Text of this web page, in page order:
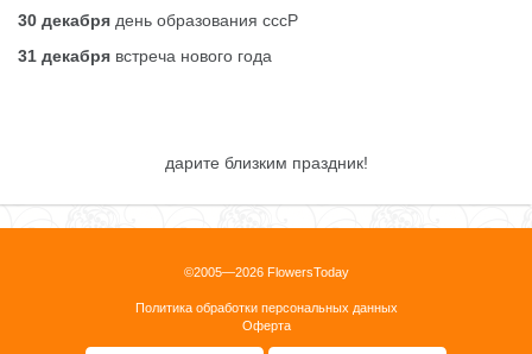
30 декабря день образования сссР
31 декабря встреча нового года
дарите близким праздник!
©2005—2026 FlowersToday
Политика обработки персональных данных
Оферта